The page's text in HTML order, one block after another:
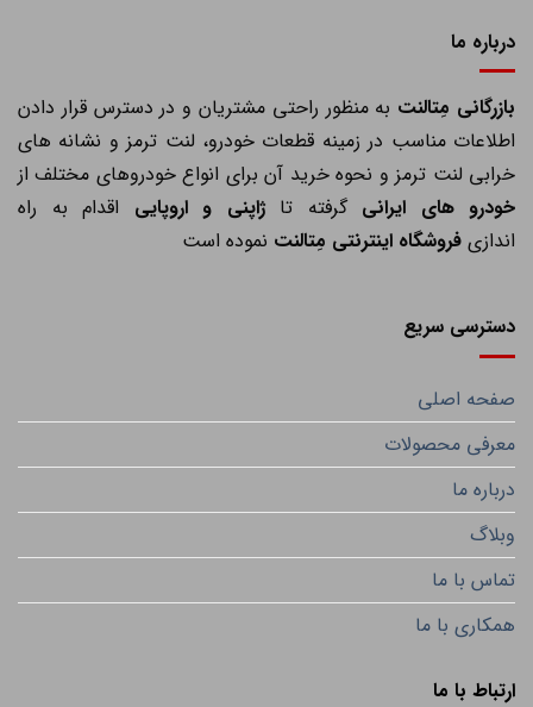
درباره ما
بازرگانی مِتالنتبه منظور راحتی مشتریان و در دسترس قرار دادن
اطلاعات مناسب در زمینه قطعات خودرو، لنت ترمز و نشانه های
خرابی لنت ترمز و نحوه خرید آن برای انواع خودروهای مختلف از
خودرو های ایرانیگرفته تاژاپنی و اروپاییاقدام به راه
اندازیفروشگاه اینترنتی مِتالنتنموده است
دسترسی سریع
صفحه اصلی
معرفی محصولات
درباره ما
وبلاگ
تماس با ما
همکاری با ما
ارتباط با ما